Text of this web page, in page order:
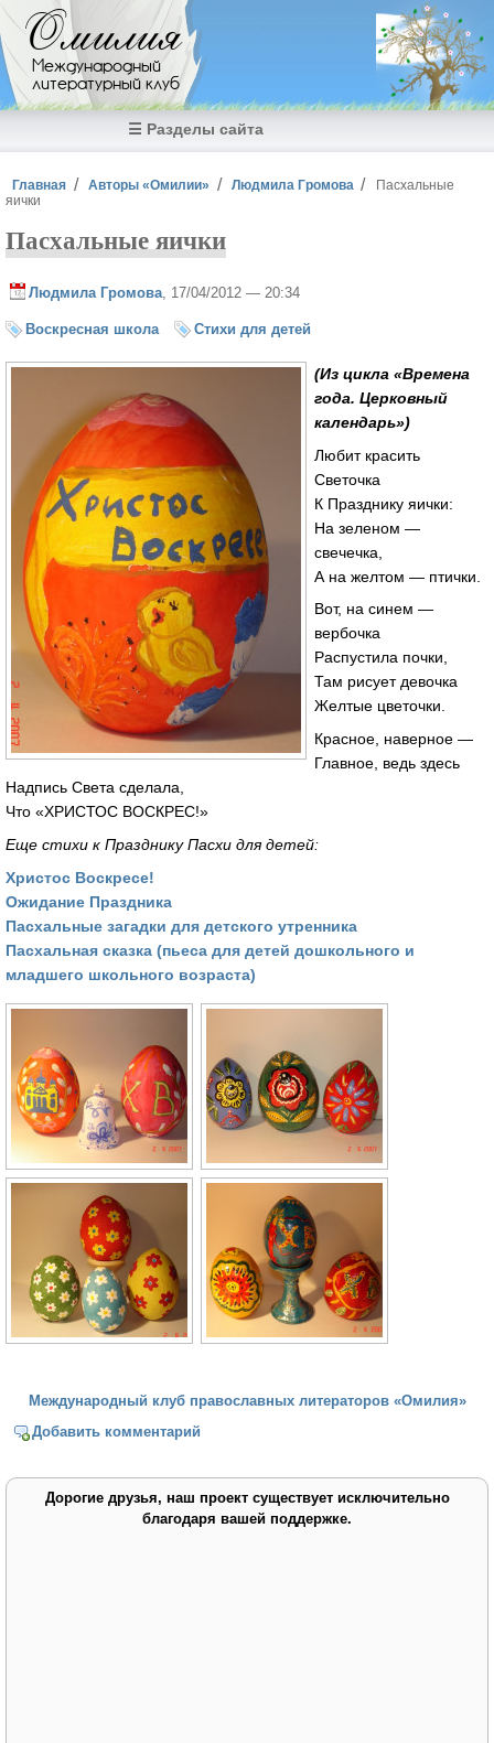
Перейти к основному содержанию
Омилия
Международный
литературный клуб
☰ Разделы сайта
Вы здесь
Главная Авторы «Омилии» Людмила Громова
Пасхальные
яички
Пасхальные яички
Людмила Громова , 17/04/2012 — 20:34
Воскресная школа Стихи для детей
(Из цикла «Времена
года. Церковный
календарь»)
Любит красить
Светочка
К Празднику яички:
На зеленом —
свечечка,
А на желтом — птички.
Вот, на синем —
вербочка
Распустила почки,
Там рисует девочка
Желтые цветочки.
Красное, наверное —
Главное, ведь здесь
Надпись Света сделала,
Что «ХРИСТОС ВОСКРЕС!»
Еще стихи к Празднику Пасхи для детей:
Христос Воскресе!
Ожидание Праздника
Пасхальные загадки для детского утренника
Пасхальная сказка (пьеса для детей дошкольного и
младшего школьного возраста)
Международный клуб православных литераторов «Омилия»
Добавить комментарий
Дорогие друзья, наш проект существует исключительно
благодаря вашей поддержке.